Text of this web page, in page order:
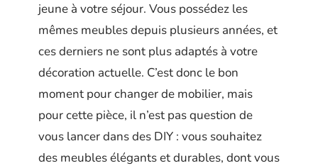
jeune à votre séjour. Vous possédez les
mêmes meubles depuis plusieurs années, et
ces derniers ne sont plus adaptés à votre
décoration actuelle. C’est donc le bon
moment pour changer de mobilier, mais
pour cette pièce, il n’est pas question de
vous lancer dans des DIY : vous souhaitez
des meubles élégants et durables, dont vous